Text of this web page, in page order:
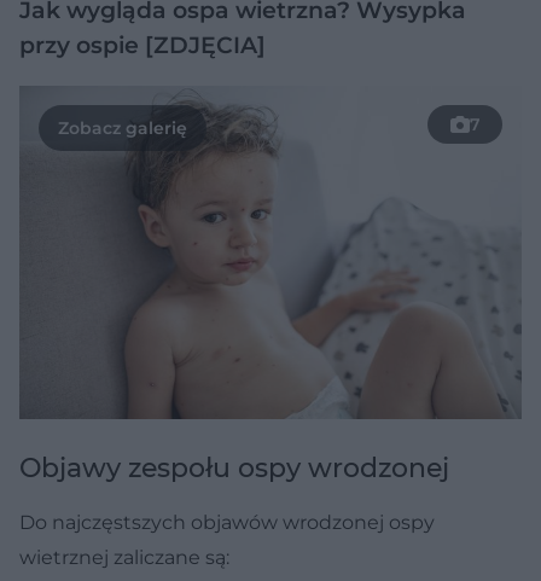
Jak wygląda ospa wietrzna? Wysypka
przy ospie [ZDJĘCIA]
7
Objawy zespołu ospy wrodzonej
Do najczęstszych objawów wrodzonej ospy
wietrznej zaliczane są: